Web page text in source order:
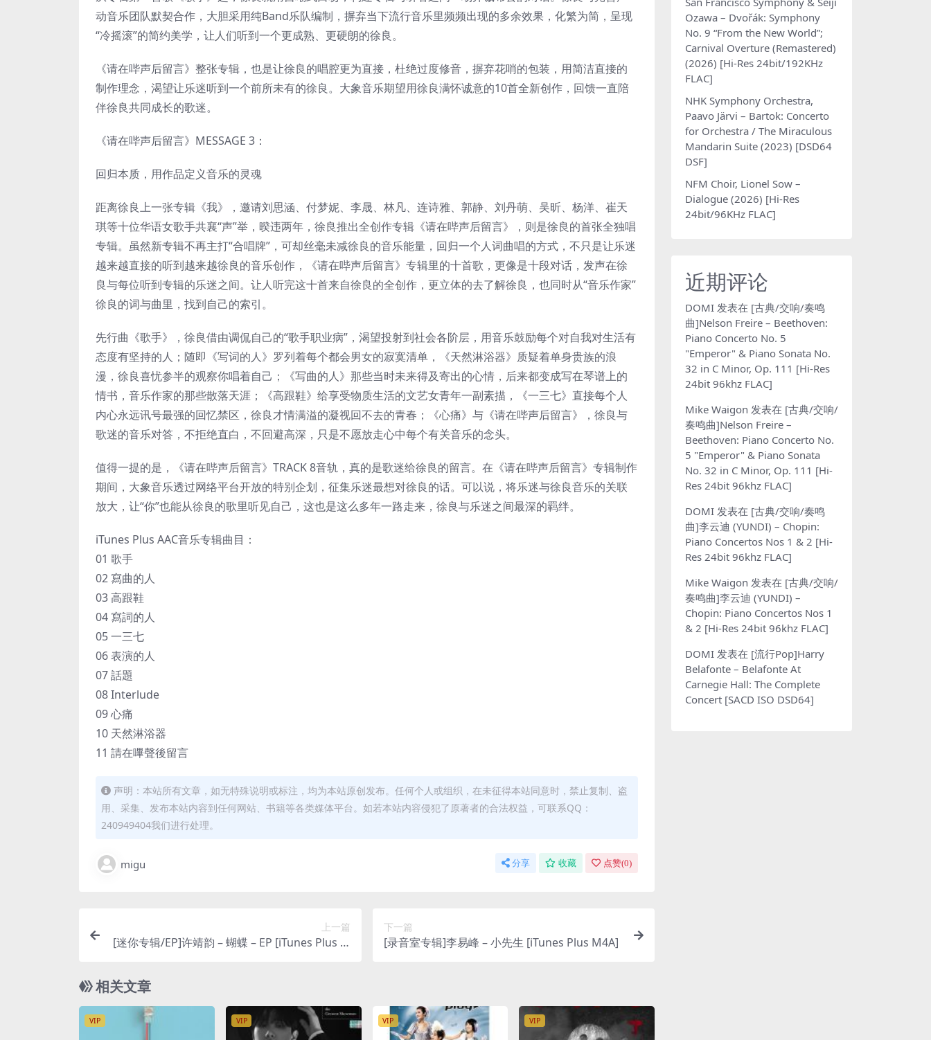
动音乐团队默契合作，大胆采用纯Band乐队编制，摒弃当下流行音乐里频频出现的多余效果，化繁为简，呈现
“冷摇滚”的简约美学，让人们听到一个更成熟、更硬朗的徐良。
《请在哔声后留言》整张专辑，也是让徐良的唱腔更为直接，杜绝过度修音，摒弃花哨的包装，用简洁直接的
制作理念，渴望让乐迷听到一个前所未有的徐良。大象音乐期望用徐良满怀诚意的10首全新创作，回馈一直陪
伴徐良共同成长的歌迷。
《请在哔声后留言》MESSAGE 3：
回归本质，用作品定义音乐的灵魂
距离徐良上一张专辑《我》，邀请刘思涵、付梦妮、李晟、林凡、连诗雅、郭静、刘丹萌、吴昕、杨洋、崔天
琪等十位华语女歌手共襄“声”举，暌违两年，徐良推出全创作专辑《请在哔声后留言》，则是徐良的首张全独唱
专辑。虽然新专辑不再主打“合唱牌”，可却丝毫未减徐良的音乐能量，回归一个人词曲唱的方式，不只是让乐迷
越来越直接的听到越来越徐良的音乐创作，《请在哔声后留言》专辑里的十首歌，更像是十段对话，发声在徐
良与每位听到专辑的乐迷之间。让人听完这十首来自徐良的全创作，更立体的去了解徐良，也同时从“音乐作家”
徐良的词与曲里，找到自己的索引。
先行曲《歌手》，徐良借由调侃自己的“歌手职业病”，渴望投射到社会各阶层，用音乐鼓励每个对自我对生活有
态度有坚持的人；随即《写词的人》罗列着每个都会男女的寂寞清单，《天然淋浴器》质疑着单身贵族的浪
漫，徐良喜忧参半的观察你唱着自己；《写曲的人》那些当时未来得及寄出的心情，后来都变成写在琴谱上的
情书，音乐作家的那些散落天涯；《高跟鞋》给享受物质生活的文艺女青年一副素描，《一三七》直接每个人
内心永远讯号最强的回忆禁区，徐良才情满溢的凝视回不去的青春；《心痛》与《请在哔声后留言》，徐良与
歌迷的音乐对答，不拒绝直白，不回避高深，只是不愿放走心中每个有关音乐的念头。
值得一提的是，《请在哔声后留言》TRACK 8音轨，真的是歌迷给徐良的留言。在《请在哔声后留言》专辑制作
期间，大象音乐透过网络平台开放的特别企划，征集乐迷最想对徐良的话。可以说，将乐迷与徐良音乐的关联
放大，让“你”也能从徐良的歌里听见自己，这也是这么多年一路走来，徐良与乐迷之间最深的羁绊。
iTunes Plus AAC音乐专辑曲目：
01 歌手
02 寫曲的人
03 高跟鞋
04 寫詞的人
05 一三七
06 表演的人
07 話題
08 Interlude
09 心痛
10 天然淋浴器
11 請在嗶聲後留言
声明：本站所有文章，如无特殊说明或标注，均为本站原创发布。任何个人或组织，在未征得本站同意时，禁止复制、盗
用、采集、发布本站内容到任何网站、书籍等各类媒体平台。如若本站内容侵犯了原著者的合法权益，可联系QQ：
240949404我们进行处理。
migu 分享 收藏 点赞(0)
上一篇
[迷你专辑/EP]许靖韵 – 蝴蝶 – EP [iTunes Plus M
下一篇
[录音室专辑]李易峰 – 小先生 [iTunes Plus M4A]
相关文章
VIP VIP VIP VIP
Ozawa – Dvořák: Symphony
No. 9 “From the New World”;
Carnival Overture (Remastered)
(2026) [Hi-Res 24bit/192KHz
FLAC]
NHK Symphony Orchestra,
Paavo Järvi – Bartok: Concerto
for Orchestra / The Miraculous
Mandarin Suite (2023) [DSD64
DSF]
NFM Choir, Lionel Sow –
Dialogue (2026) [Hi-Res
24bit/96KHz FLAC]
近期评论
DOMI 发表在 [古典/交响/奏鸣
曲]Nelson Freire – Beethoven:
Piano Concerto No. 5
"Emperor" & Piano Sonata No.
32 in C Minor, Op. 111 [Hi-Res
24bit 96khz FLAC]
Mike Waigon 发表在 [古典/交响/
奏鸣曲]Nelson Freire –
Beethoven: Piano Concerto No.
5 "Emperor" & Piano Sonata
No. 32 in C Minor, Op. 111 [Hi-
Res 24bit 96khz FLAC]
DOMI 发表在 [古典/交响/奏鸣
曲]李云迪 (YUNDI) – Chopin:
Piano Concertos Nos 1 & 2 [Hi-
Res 24bit 96khz FLAC]
Mike Waigon 发表在 [古典/交响/
奏鸣曲]李云迪 (YUNDI) –
Chopin: Piano Concertos Nos 1
& 2 [Hi-Res 24bit 96khz FLAC]
DOMI 发表在 [流行Pop]Harry
Belafonte – Belafonte At
Carnegie Hall: The Complete
Concert [SACD ISO DSD64]